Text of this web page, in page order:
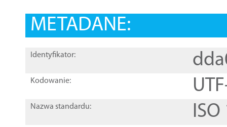
METADANE:
Identyfikator:
Kodowanie:
Nazwa standardu: